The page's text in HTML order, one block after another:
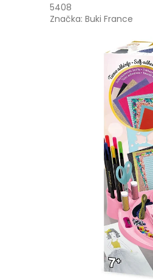
5408
Značka: Buki France